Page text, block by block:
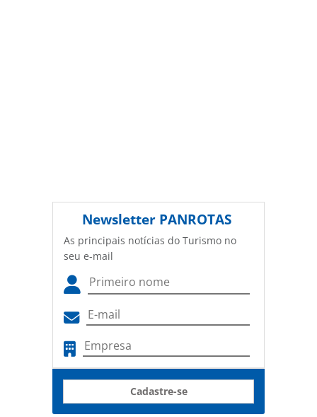
Newsletter PANROTAS
As principais notícias do Turismo no
seu e-mail
Cadastre-se